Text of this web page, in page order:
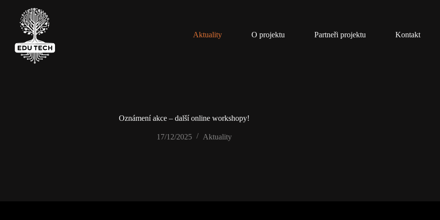
content
Aktuality
O projektu Partneři projektu Kontakt
Oznámení akce – další online workshopy!
17/12/2025 Aktuality